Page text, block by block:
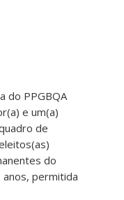
do PPGBQA
e um(a)
de
do
permitida